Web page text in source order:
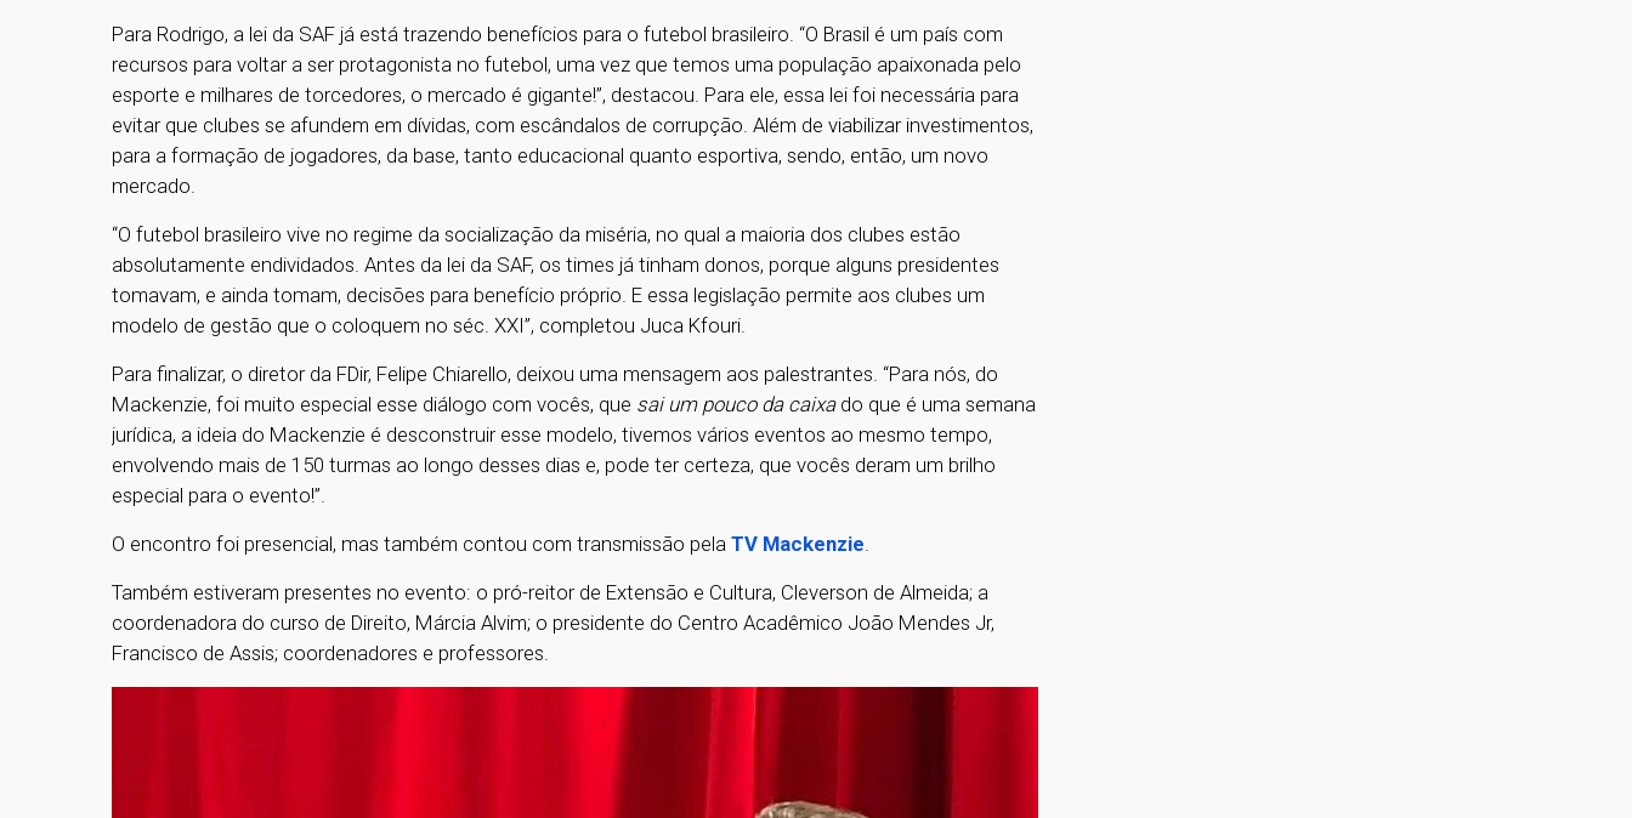
Para Rodrigo, a lei da SAF já está trazendo benefícios para o futebol brasileiro. “O Brasil é um país com
recursos para voltar a ser protagonista no futebol, uma vez que temos uma população apaixonada pelo
esporte e milhares de torcedores, o mercado é gigante!”, destacou. Para ele, essa lei foi necessária para
evitar que clubes se afundem em dívidas, com escândalos de corrupção. Além de viabilizar investimentos,
para a formação de jogadores, da base, tanto educacional quanto esportiva, sendo, então, um novo
mercado.
“O futebol brasileiro vive no regime da socialização da miséria, no qual a maioria dos clubes estão
absolutamente endividados. Antes da lei da SAF, os times já tinham donos, porque alguns presidentes
tomavam, e ainda tomam, decisões para benefício próprio. E essa legislação permite aos clubes um
modelo de gestão que o coloquem no séc. XXI”, completou Juca Kfouri.
Para finalizar, o diretor da FDir, Felipe Chiarello, deixou uma mensagem aos palestrantes. “Para nós, do
Mackenzie, foi muito especial esse diálogo com vocês, que sai um pouco da caixa do que é uma semana
jurídica, a ideia do Mackenzie é desconstruir esse modelo, tivemos vários eventos ao mesmo tempo,
envolvendo mais de 150 turmas ao longo desses dias e, pode ter certeza, que vocês deram um brilho
especial para o evento!”.
O encontro foi presencial, mas também contou com transmissão pela TV Mackenzie.
Também estiveram presentes no evento: o pró-reitor de Extensão e Cultura, Cleverson de Almeida; a
coordenadora do curso de Direito, Márcia Alvim; o presidente do Centro Acadêmico João Mendes Jr,
Francisco de Assis; coordenadores e professores.